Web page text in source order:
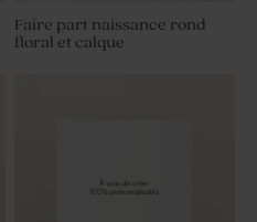
Faire part naissance rond
floral et calque